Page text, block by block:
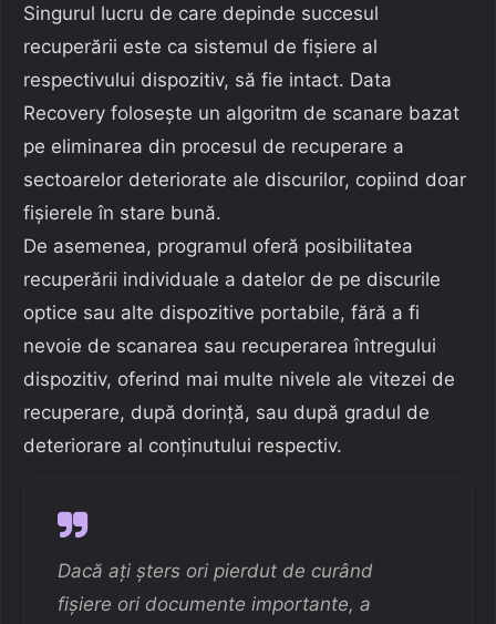
Singurul lucru de care depinde succesul
recuperării este ca sistemul de fișiere al
respectivului dispozitiv, să fie intact. Data
Recovery folosește un algoritm de scanare bazat
pe eliminarea din procesul de recuperare a
sectoarelor deteriorate ale discurilor, copiind doar
fișierele în stare bună.
De asemenea, programul oferă posibilitatea
recuperării individuale a datelor de pe discurile
optice sau alte dispozitive portabile, fără a fi
nevoie de scanarea sau recuperarea întregului
dispozitiv, oferind mai multe nivele ale vitezei de
recuperare, după dorință, sau după gradul de
deteriorare al conținutului respectiv.
Dacă ați șters ori pierdut de curând
fișiere ori documente importante, a